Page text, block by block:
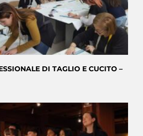
DI TAGLIO E CUCITO –